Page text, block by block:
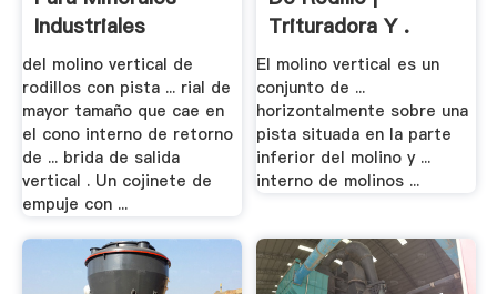
Industriales
del molino vertical de
rodillos con pista ... rial de
mayor tamaño que cae en
el cono interno de retorno
de ... brida de salida
vertical . Un cojinete de
empuje con ...
Trituradora Y .
El molino vertical es un
conjunto de ...
horizontalmente sobre una
pista situada en la parte
inferior del molino y ...
interno de molinos ...